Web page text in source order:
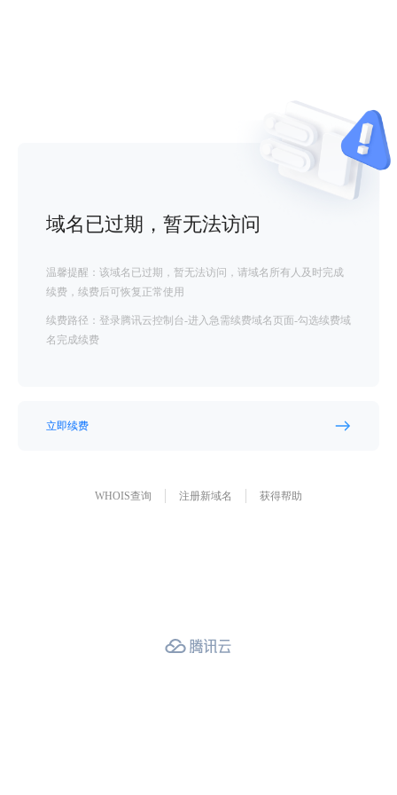
域名已过期，暂无法访问
温馨提醒：该域名已过期，暂无法访问，请域名所有人及时完成
续费，续费后可恢复正常使用
续费路径：登录腾讯云控制台-进入急需续费域名页面-勾选续费域
名完成续费
立即续费
WHOIS查询 注册新域名 获得帮助